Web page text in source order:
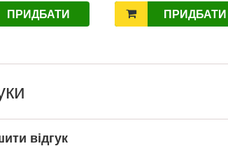
2026
Ранок
Нова пошта та BMW
власником нового автомобіля.
Період дії акції: 15.06 - 31.07
ПРИДБАТИ ПРИДБАТИ
відгук